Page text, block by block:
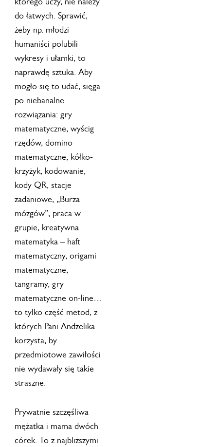
do łatwych. Sprawić,
żeby np. młodzi
humaniści polubili
wykresy i ułamki, to
naprawdę sztuka. Aby
mogło się to udać, sięga
po niebanalne
rozwiązania: gry
matematyczne, wyścig
rzędów, domino
matematyczne, kółko-
krzyżyk, kodowanie,
kody QR, stacje
zadaniowe, „Burza
mózgów”, praca w
grupie, kreatywna
matematyka – haft
matematyczny, origami
matematyczne,
tangramy, gry
matematyczne on-line…
to tylko część metod, z
których Pani Andżelika
korzysta, by
przedmiotowe zawiłości
nie wydawały się takie
straszne.
Prywatnie szczęśliwa
mężatka i mama dwóch
córek. To z najbliższymi